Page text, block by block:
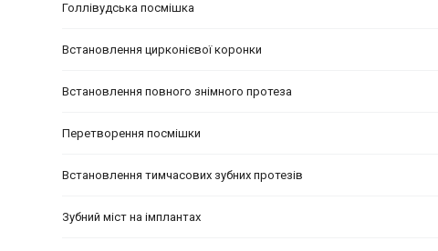
Голлівудська посмішка
Встановлення цирконієвої коронки
Встановлення повного знімного протеза
Перетворення посмішки
Встановлення тимчасових зубних протезів
Зубний міст на імплантах